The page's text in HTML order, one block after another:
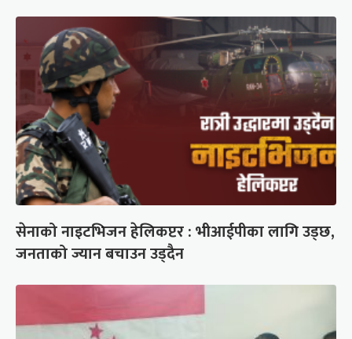
सेनाको नाइटभिजन हेलिकप्टर : भीआईपीका लागि उड्छ,
जनताको ज्यान बचाउन उड्दैन